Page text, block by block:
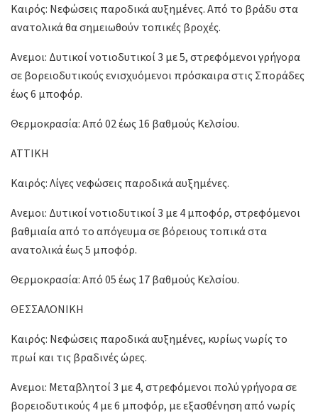
Καιρός: Νεφώσεις παροδικά αυξημένες. Από το βράδυ στα
ανατολικά θα σημειωθούν τοπικές βροχές.
Ανεμοι: Δυτικοί νοτιοδυτικοί 3 με 5, στρεφόμενοι γρήγορα
σε βορειοδυτικούς ενισχυόμενοι πρόσκαιρα στις Σποράδες
έως 6 μποφόρ.
Θερμοκρασία: Από 02 έως 16 βαθμούς Κελσίου.
ΑΤΤΙΚΗ
Καιρός: Λίγες νεφώσεις παροδικά αυξημένες.
Ανεμοι: Δυτικοί νοτιοδυτικοί 3 με 4 μποφόρ, στρεφόμενοι
βαθμιαία από το απόγευμα σε βόρειους τοπικά στα
ανατολικά έως 5 μποφόρ.
Θερμοκρασία: Από 05 έως 17 βαθμούς Κελσίου.
ΘΕΣΣΑΛΟΝΙΚΗ
Καιρός: Νεφώσεις παροδικά αυξημένες, κυρίως νωρίς το
πρωί και τις βραδινές ώρες.
Ανεμοι: Μεταβλητοί 3 με 4, στρεφόμενοι πολύ γρήγορα σε
βορειοδυτικούς 4 με 6 μποφόρ, με εξασθένηση από νωρίς